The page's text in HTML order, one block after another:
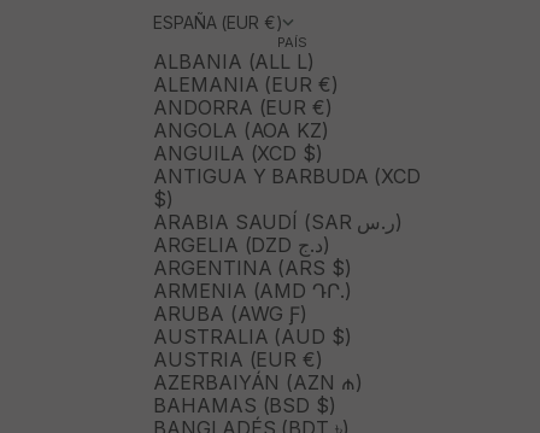
ESPAÑA (EUR €)
PAÍS
ALBANIA (ALL L)
ALEMANIA (EUR €)
ANDORRA (EUR €)
ANGOLA (AOA KZ)
ANGUILA (XCD $)
ANTIGUA Y BARBUDA (XCD
$)
ARABIA SAUDÍ (SAR ر.س)
ARGELIA (DZD د.ج)
ARGENTINA (ARS $)
ARMENIA (AMD ԴՐ.)
ARUBA (AWG Ƒ)
AUSTRALIA (AUD $)
AUSTRIA (EUR €)
AZERBAIYÁN (AZN ₼)
BAHAMAS (BSD $)